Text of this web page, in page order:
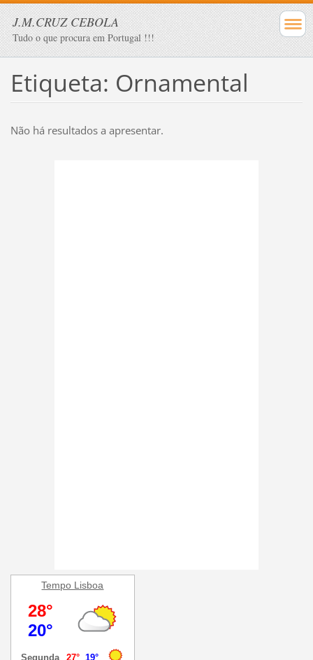
J.M.CRUZ CEBOLA
Tudo o que procura em Portugal !!!
Etiqueta: Ornamental
Não há resultados a apresentar.
Tempo Lisboa